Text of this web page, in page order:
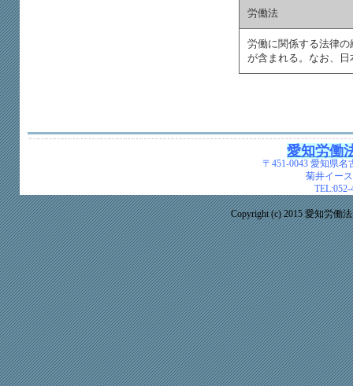
労働法
労働に関係する法律
が含まれる。なお、
愛知労働
〒451-0043 愛知県名
菊井イー
TEL:052-
Copyright (c) 2015 愛知労働